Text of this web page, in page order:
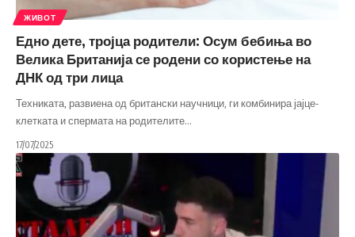
ЖИВОТ
Едно дете, тројца родители: Осум бебиња во
Велика Британија се родени со користење на
ДНК од три лица
Техниката, развиена од британски научници, ги комбинира јајце-
клетката и спермата на родителите…
17/07/2025